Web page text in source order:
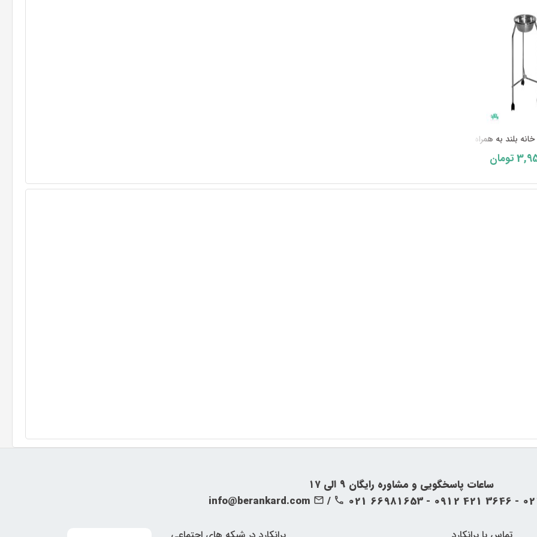
بلند به همراه لگ ...
تومان
‍‍ ساعات پاسخگویی و مشاوره رایگان ۹ الی ۱۷
info@berankard.com
/ 021 66981653 - 0912 421 3646 -